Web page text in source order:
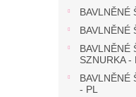
BAVLNĚNÉ
BAVLNĚNÉ
BAVLNĚNÉ
SZNURKA -
BAVLNĚNÉ
- PL